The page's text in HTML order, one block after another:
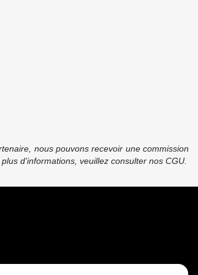
nous pouvons recevoir une commission
d’informations, veuillez consulter nos CGU.